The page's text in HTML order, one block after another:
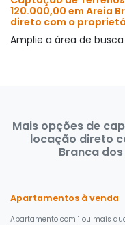
120.000,00 em Areia
direto com o
Amplie a área de
Mais opções de
locação direto
Branca dos
Apartamentos à venda
Apartamento com 1 ou mais